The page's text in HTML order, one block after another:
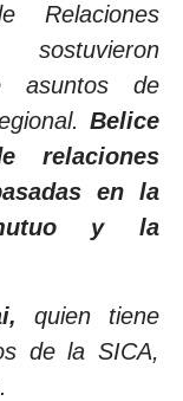
Relaciones
asuntos de
Belice
relaciones
en la
y la
quien tiene
de la SICA,